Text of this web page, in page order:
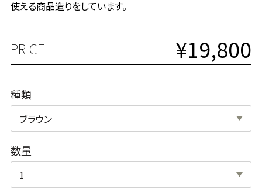
使える商品造りをしています。
PRICE ¥19,800
種類
数量